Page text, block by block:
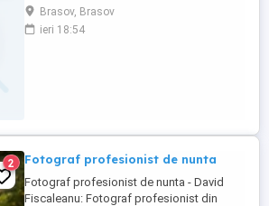
Brasov, Brasov
ieri 18:54
2 Fotograf profesionist de nunta
Fotograf profesionist de nunta - David
Fiscaleanu: Fotograf profesionist din